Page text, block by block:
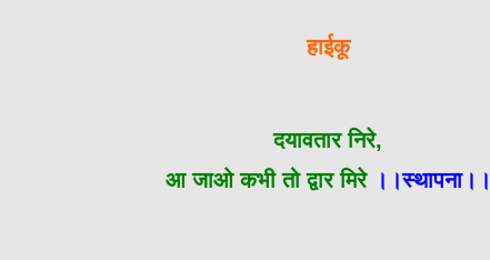
हाईकू
दयावतार निरे,
आ जाओ कभी तो द्वार मिरे।।स्थापना।।